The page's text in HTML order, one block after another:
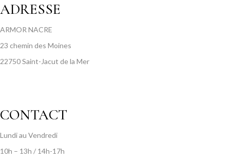
ADRESSE
ARMOR NACRE
23 chemin des Moines
22750 Saint-Jacut de la Mer
CONTACT
Lundi au Vendredi
10h – 13h / 14h-17h